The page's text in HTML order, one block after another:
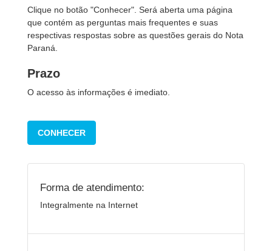
Clique no botão "Conhecer". Será aberta uma página
que contém as perguntas mais frequentes e suas
respectivas respostas sobre as questões gerais do Nota
Paraná.
Prazo
O acesso às informações é imediato.
CONHECER
Forma de atendimento:
Integralmente na Internet